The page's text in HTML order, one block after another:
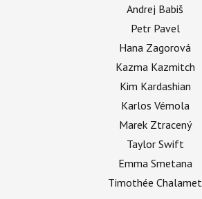
Andrej Babiš
Petr Pavel
Hana Zagorová
Kazma Kazmitch
Kim Kardashian
Karlos Vémola
Marek Ztracený
Taylor Swift
Emma Smetana
Timothée Chalamet